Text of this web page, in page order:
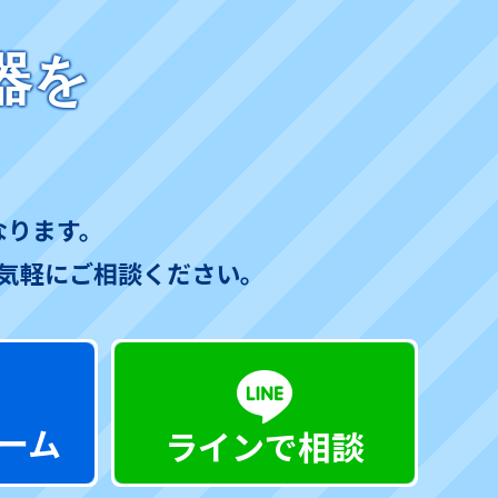
を
ます。
にご相談ください。
ム ラインで相談